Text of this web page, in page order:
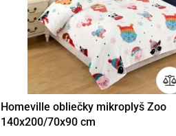
Detail Do košíka
Homeville obliečky mikroplyš Zoo
140x200/70x90 cm